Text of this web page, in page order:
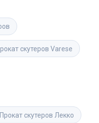
скутеров Varese
Прокат скутеров Лекко